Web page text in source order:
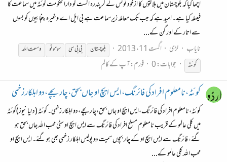
اچھا کیا کہ بلوچستان میں ہلاکتوں کا ازخود نوٹس لے کر پندرہ اگست کو دارالحکومت کوئٹہ میں سماعت کا
فیصلہ کیا ہے۔ امید ہے کہ جب تک معاملہ زیرِ سماعت ہے بی ایل اے وغیرہ پنجابیوں کو بسوں
سے اتار کے اور گن کے...
نایاب
لڑی اگست 11، 2013 بلوچستان بی بی سی سوموٹو
وسعت اللہ
کوئٹہ
جوابات: 0 فورم:آپ کے کالم
کوئٹہ،نامعلوم افراد کی فائرنگ،ایس ایچ او جاں بحق،چار بچے،دو اہلکار زخمی
کوئٹہ،نامعلوم افراد کی فائرنگ،ایس ایچ او جاں بحق،چار بچے،دو اہلکار زخمی۔ کوئٹہ (دنیا نیوز)کوئٹہ
میں کلی عالمو کے قریب نامعلوم مسلح افراد کی فائرنگ سے ایس ایچ او سٹی محب اللہ جاں بحق ہو
گئے، فائرنگ سے ایس ایچ او کے چار بچوں سمیت دو پولیس اہلکار زخمی بھی ہو گئے۔ ایس ایچ او
محب اللہ کلی عالمو کے...